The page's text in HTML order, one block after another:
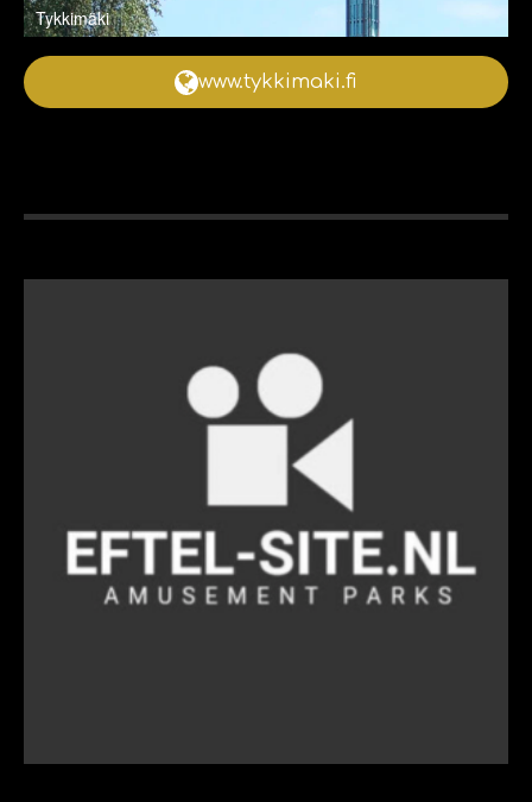
Tykkimäki
www.tykkimaki.fi